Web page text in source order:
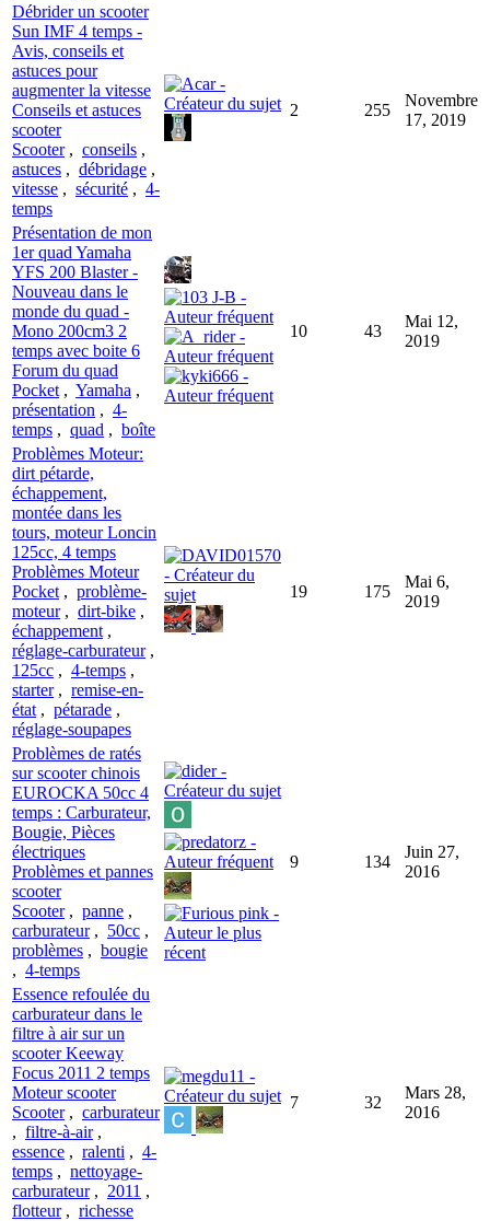
Débrider un scooter
Sun IMF 4 temps -
Avis, conseils et
astuces pour
augmenter la vitesse
Conseils et astuces
scooter
Scooter, conseils ,
astuces , débridage ,
vitesse , sécurité , 4-
temps
2 255
Novembre
17, 2019
Présentation de mon
1er quad Yamaha
YFS 200 Blaster -
Nouveau dans le
monde du quad -
Mono 200cm3 2
temps avec boite 6
Forum du quad
Pocket , Yamaha ,
présentation , 4-
temps , quad , boîte
10 43
Mai 12,
2019
Problèmes Moteur:
dirt pétarde,
échappement,
montée dans les
tours, moteur Loncin
125cc, 4 temps
Problèmes Moteur
Pocket , problème-
moteur, dirt-bike ,
échappement ,
réglage-carburateur,
125cc , 4-temps ,
starter, remise-en-
état , pétarade ,
réglage-soupapes
19 175
Mai 6,
2019
Problèmes de ratés
sur scooter chinois
EUROCKA 50cc 4
temps : Carburateur,
Bougie, Pièces
électriques
Problèmes et pannes
scooter
Scooter, panne ,
carburateur, 50cc ,
problèmes , bougie
, 4-temps
9 134
Juin 27,
2016
Essence refoulée du
carburateur dans le
filtre à air sur un
scooter Keeway
Focus 2011 2 temps
Moteur scooter
Scooter, carburateur
, filtre-à-air,
essence , ralenti , 4-
temps , nettoyage-
carburateur, 2011 ,
flotteur, richesse
7 32
Mars 28,
2016